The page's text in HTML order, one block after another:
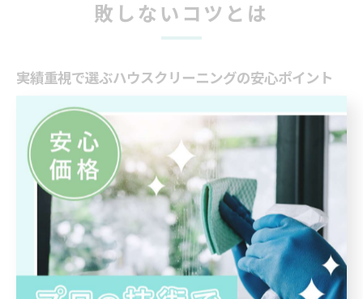
敗しないコツとは
実績重視で選ぶハウスクリーニングの安心ポイント
ハウスクリーニング業者を選ぶ際、実績が信頼性の大き
な指標となります。特に共働き世帯や高齢者のご家庭で
は、安心して任せられる業者かどうかが重要です。過去
の施工件数やリピート率、地域での評価が明示されてい
るかを確認することで、業者選びの失敗を防ぎやすくな
ります。
実績豊富な業者は、浴室やキッチンのしつこい汚れへの
対応経験が多く、素材や汚れの種類に合わせた最適な清